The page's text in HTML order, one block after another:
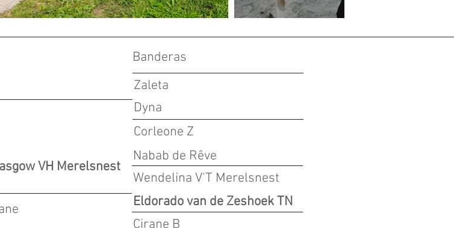
Banderas
Zaleta
Dyna
Corleone Z
Nabab de Rêve
VH Merelsnest
Wendelina V'T Merelsnest
Eldorado van de Zeshoek TN
Cirane B